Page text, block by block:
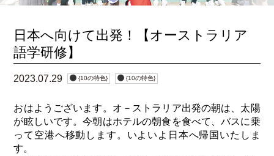
日本へ向けて出発！【オーストラリア
語学研修】
2023.07.29 {10の特色} {10の特色}
おはようございます。オ－ストラリア出発の朝は、太陽
が眩しいです。今朝はホテルの朝食を食べて、バスに乗
って空港へ移動します。いよいよ日本へ帰国いたしま
す。